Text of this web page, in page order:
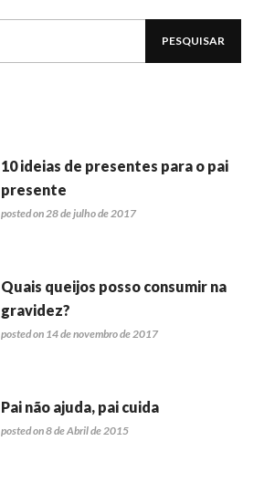
10 ideias de presentes para o pai
presente
posted on 28 de julho de 2017
Quais queijos posso consumir na
gravidez?
posted on 14 de novembro de 2017
Pai não ajuda, pai cuida
posted on 8 de Abril de 2015